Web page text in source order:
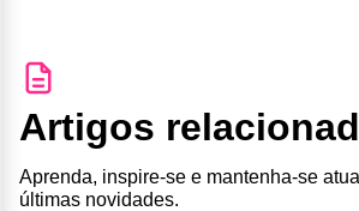
Artigos
Aprenda, inspire-se e mantenha-se
últimas novidades.